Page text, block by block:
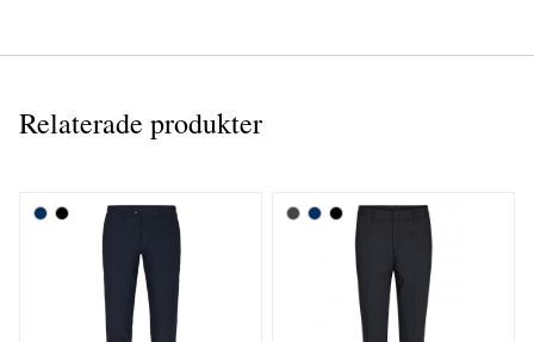
Relaterade produkter